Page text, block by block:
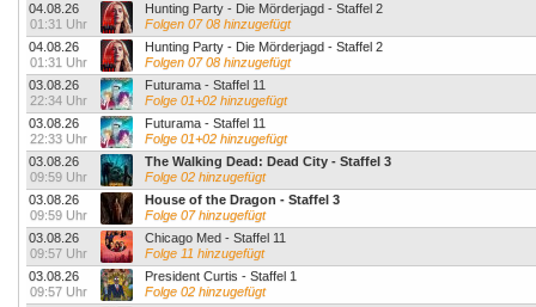
04.08.26
01:31 Uhr
Hunting Party - Die Mörderjagd - Staffel 2
Folgen 07 08 hinzugefügt
04.08.26
01:31 Uhr
Hunting Party - Die Mörderjagd - Staffel 2
Folgen 07 08 hinzugefügt
03.08.26
22:34 Uhr
Futurama - Staffel 11
Folge 01+02 hinzugefügt
03.08.26
22:33 Uhr
Futurama - Staffel 11
Folge 01+02 hinzugefügt
03.08.26
09:59 Uhr
The Walking Dead: Dead City - Staffel 3
Folge 02 hinzugefügt
03.08.26
09:59 Uhr
House of the Dragon - Staffel 3
Folge 07 hinzugefügt
03.08.26
09:57 Uhr
Chicago Med - Staffel 11
Folge 11 hinzugefügt
03.08.26
09:57 Uhr
President Curtis - Staffel 1
Folge 02 hinzugefügt